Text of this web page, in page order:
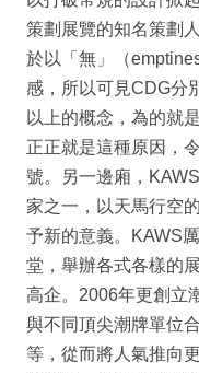
策劃展覽的知名策劃
於以「無」（
感，所以可見CDG分
以上的概念，為的就
正正就是這種原因，
號。另一邊廂，
家之一，以天馬行空
予新的意義。KAWS
堂，舉辦各式各樣的
高企。2006年更創立
與不同頂尖潮牌單位
等，從而將人氣推向